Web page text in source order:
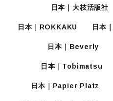
日本｜大枝活版社
日本｜ROKKAKU 日本
日本｜Beverly
日本｜Tobimatsu
日本｜Papier Platz